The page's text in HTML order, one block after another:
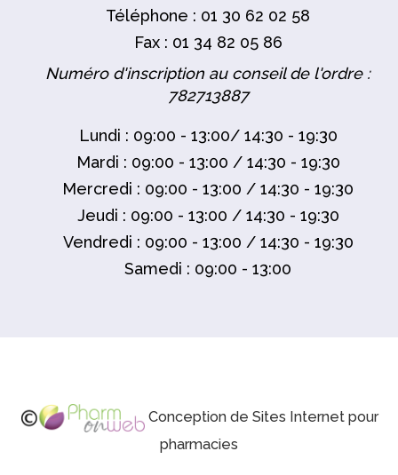
Téléphone : 01 30 62 02 58
Fax : 01 34 82 05 86
Numéro d'inscription au conseil de l'ordre :
782713887
Lundi : 09:00 - 13:00/ 14:30 - 19:30
Mardi : 09:00 - 13:00 / 14:30 - 19:30
Mercredi : 09:00 - 13:00 / 14:30 - 19:30
Jeudi : 09:00 - 13:00 / 14:30 - 19:30
Vendredi : 09:00 - 13:00 / 14:30 - 19:30
Samedi : 09:00 - 13:00
Conception de Sites Internet pour
pharmacies